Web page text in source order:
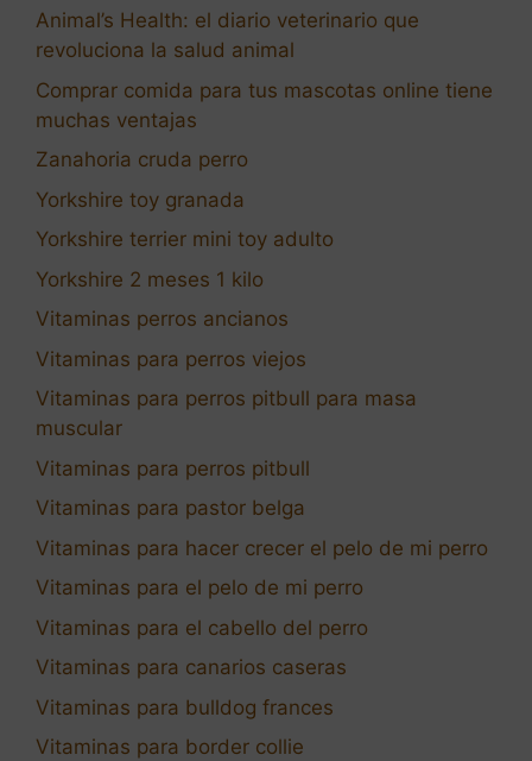
Animal’s Health: el diario veterinario que
revoluciona la salud animal
Comprar comida para tus mascotas online tiene
muchas ventajas
Zanahoria cruda perro
Yorkshire toy granada
Yorkshire terrier mini toy adulto
Yorkshire 2 meses 1 kilo
Vitaminas perros ancianos
Vitaminas para perros viejos
Vitaminas para perros pitbull para masa
muscular
Vitaminas para perros pitbull
Vitaminas para pastor belga
Vitaminas para hacer crecer el pelo de mi perro
Vitaminas para el pelo de mi perro
Vitaminas para el cabello del perro
Vitaminas para canarios caseras
Vitaminas para bulldog frances
Vitaminas para border collie